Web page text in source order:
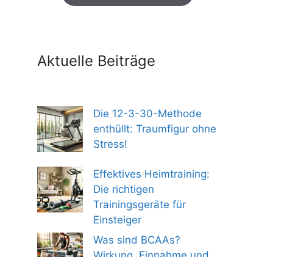
299,00 €254,00 €.
Aktuelle Beiträge
Die 12-3-30-Methode
enthüllt: Traumfigur ohne
Stress!
Effektives Heimtraining:
Die richtigen
Trainingsgeräte für
Einsteiger
Was sind BCAAs?